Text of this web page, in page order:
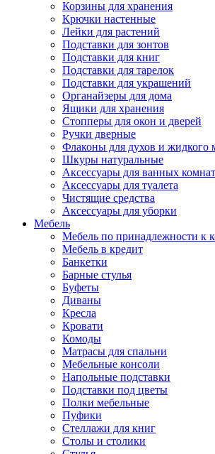
Корзины для хранения
Крючки настенные
Лейки для растений
Подставки для зонтов
Подставки для книг
Подставки для тарелок
Подставки для украшений
Органайзеры для дома
Ящики для хранения
Стопперы для окон и дверей
Ручки дверные
Флаконы для духов и жидкого
Шкуры натуральные
Аксессуары для ванных комнат
Аксессуары для туалета
Чистящие средства
Аксессуары для уборки
Мебель
Мебель по принадлежности к
Мебель в кредит
Банкетки
Барные стулья
Буфеты
Диваны
Кресла
Кровати
Комоды
Матрасы для спальни
Мебельные консоли
Напольные подставки
Подставки под цветы
Полки мебельные
Пуфики
Стеллажи для книг
Столы и столики